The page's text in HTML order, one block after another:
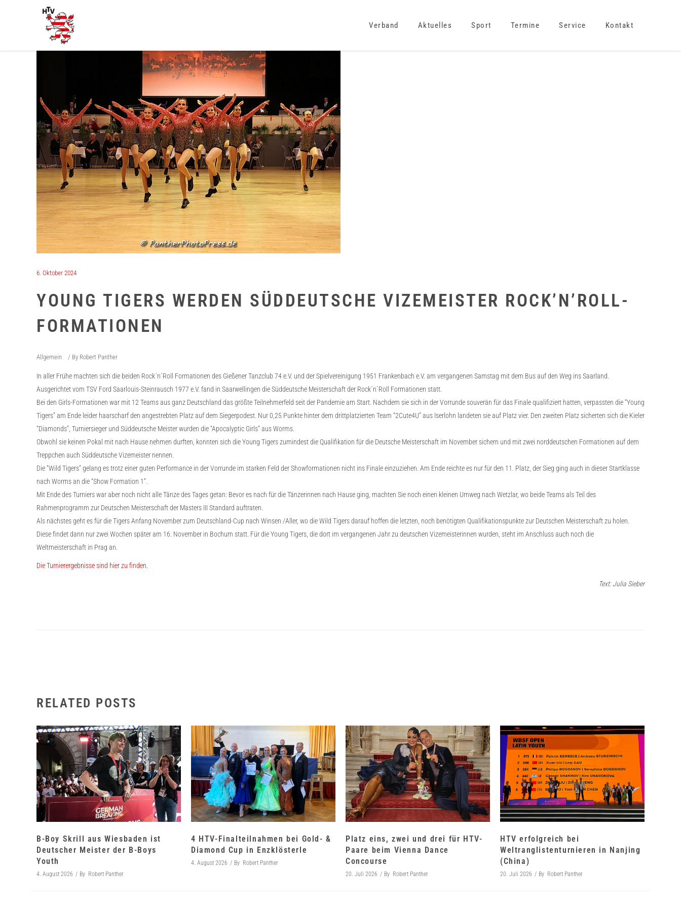
Verband Aktuelles Sport Termine Service Kontakt
6. Oktober 2024
YOUNG TIGERS WERDEN SÜDDEUTSCHE VIZEMEISTER ROCK’N’ROLL-
FORMATIONEN
Allgemein By Robert Panther
In aller Frühe machten sich die beiden Rock´n´Roll Formationen des Gießener Tanzclub 74 e.V. und der Spielvereinigung 1951 Frankenbach e.V. am vergangenen Samstag mit dem Bus auf den Weg ins Saarland.
Ausgerichtet vom TSV Ford Saarlouis-Steinrausch 1977 e.V. fand in Saarwellingen die Süddeutsche Meisterschaft der Rock´n´Roll Formationen statt.
Bei den Girls-Formationen war mit 12 Teams aus ganz Deutschland das größte Teilnehmerfeld seit der Pandemie am Start. Nachdem sie sich in der Vorrunde souverän für das Finale qualifiziert hatten, verpassten die “Young
Tigers” am Ende leider haarscharf den angestrebten Platz auf dem Siegerpodest. Nur 0,25 Punkte hinter dem drittplatzierten Team “2Cute4U” aus Iserlohn landeten sie auf Platz vier. Den zweiten Platz sicherten sich die Kieler
“Diamonds”, Turniersieger und Süddeutsche Meister wurden die “Apocalyptic Girls” aus Worms.
Obwohl sie keinen Pokal mit nach Hause nehmen durften, konnten sich die Young Tigers zumindest die Qualifikation für die Deutsche Meisterschaft im November sichern und mit zwei norddeutschen Formationen auf dem
Treppchen auch Süddeutsche Vizemeister nennen.
Die “Wild Tigers” gelang es trotz einer guten Performance in der Vorrunde im starken Feld der Showformationen nicht ins Finale einzuziehen. Am Ende reichte es nur für den 11. Platz, der Sieg ging auch in dieser Startklasse
nach Worms an die “Show Formation 1”.
Mit Ende des Turniers war aber noch nicht alle Tänze des Tages getan: Bevor es nach für die Tänzerinnen nach Hause ging, machten Sie noch einen kleinen Umweg nach Wetzlar, wo beide Teams als Teil des
Rahmenprogramm zur Deutschen Meisterschaft der Masters III Standard auftraten.
Als nächstes geht es für die Tigers Anfang November zum Deutschland-Cup nach Winsen /Aller, wo die Wild Tigers darauf hoffen die letzten, noch benötigten Qualifikationspunkte zur Deutschen Meisterschaft zu holen.
Diese findet dann nur zwei Wochen später am 16. November in Bochum statt. Für die Young Tigers, die dort im vergangenen Jahr zu deutschen Vizemeisterinnen wurden, steht im Anschluss auch noch die
Weltmeisterschaft in Prag an.
Die Turnierergebnisse sind hier zu finden.
Text: Julia Sieber
RELATED POSTS
B-Boy Skrill aus Wiesbaden ist
Deutscher Meister der B-Boys
Youth
4. August 2026 By Robert Panther
4 HTV-Finalteilnahmen bei Gold- &
Diamond Cup in Enzklösterle
4. August 2026 By Robert Panther
Platz eins, zwei und drei für HTV-
Paare beim Vienna Dance
Concourse
20. Juli 2026 By Robert Panther
HTV erfolgreich bei
Weltranglistenturnieren in Nanjing
(China)
20. Juli 2026 By Robert Panther